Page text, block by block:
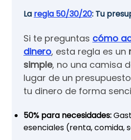
La regla 50/30/20: Tu
Si te preguntas cómo
dinero, esta regla es un
simple, no una camisa
lugar de un
tu dinero de forma
50% para necesidades:
esenciales (renta, comida,